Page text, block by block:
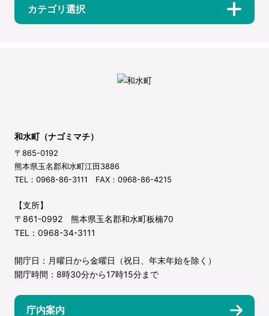
カテゴリ選択
和水町（ナゴミマチ）
〒865-0192
熊本県玉名郡和水町江田3886
TEL：0968-86-3111 FAX：0968-86-4215
【支所】
〒861-0992 熊本県玉名郡和水町板楠70
TEL：0968-34-3111
開庁日：月曜日から金曜日（祝日、年末年始を除く）
開庁時間：8時30分から17時15分まで
庁内案内